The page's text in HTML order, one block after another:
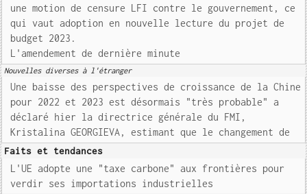
une motion de censure LFI contre le gouvernement, ce
qui vaut adoption en nouvelle lecture du projet de
budget 2023.
L'amendement de dernière minute
Nouvelles diverses à l'étranger
Une baisse des perspectives de croissance de la Chine
pour 2022 et 2023 est désormais "très probable" a
déclaré hier la directrice générale du FMI,
Kristalina GEORGIEVA, estimant que le changement de
Faits et tendances
L'UE adopte une "taxe carbone" aux frontières pour
verdir ses importations industrielles